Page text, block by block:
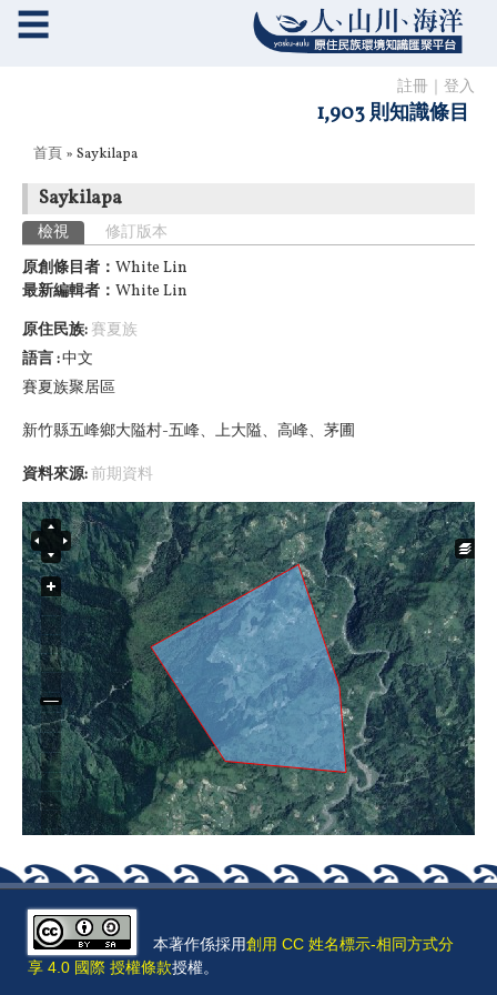
註冊 登入
1,903 則知識條目
☰
您在這裡
首頁 » Saykilapa
Saykilapa
主要索引標籤
檢視 (作用中頁籤)
修訂版本
原創條目者： White Lin
最新編輯者： White Lin
原住民族: 賽夏族
語言 中文
賽夏族聚居區
新竹縣五峰鄉大隘村-五峰、上大隘、高峰、茅圃
資料來源:前期資料
本著作係採用創用 CC 姓名標示-相同方式分
享 4.0 國際 授權條款授權。